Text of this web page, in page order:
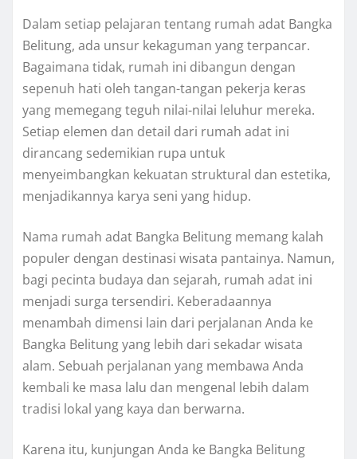
Dalam setiap pelajaran tentang rumah adat Bangka
Belitung, ada unsur kekaguman yang terpancar.
Bagaimana tidak, rumah ini dibangun dengan
sepenuh hati oleh tangan-tangan pekerja keras
yang memegang teguh nilai-nilai leluhur mereka.
Setiap elemen dan detail dari rumah adat ini
dirancang sedemikian rupa untuk
menyeimbangkan kekuatan struktural dan estetika,
menjadikannya karya seni yang hidup.
Nama rumah adat Bangka Belitung memang kalah
populer dengan destinasi wisata pantainya. Namun,
bagi pecinta budaya dan sejarah, rumah adat ini
menjadi surga tersendiri. Keberadaannya
menambah dimensi lain dari perjalanan Anda ke
Bangka Belitung yang lebih dari sekadar wisata
alam. Sebuah perjalanan yang membawa Anda
kembali ke masa lalu dan mengenal lebih dalam
tradisi lokal yang kaya dan berwarna.
Karena itu, kunjungan Anda ke Bangka Belitung